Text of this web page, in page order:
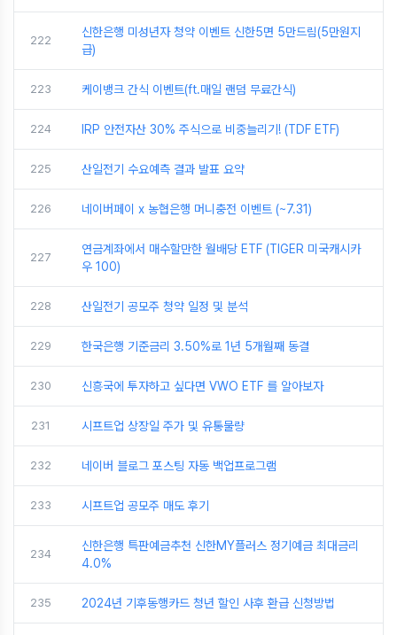
222
신한은행 미성년자 청약 이벤트 신한5면 5만드림(5만원지
급)
223 케이뱅크 간식 이벤트(ft.매일 랜덤 무료간식)
224 IRP 안전자산 30% 주식으로 비중늘리기! (TDF ETF)
225 산일전기 수요예측 결과 발표 요약
226 네이버페이 x 농협은행 머니충전 이벤트 (~7.31)
227
연금계좌에서 매수할만한 월배당 ETF (TIGER 미국캐시카
우 100)
228 산일전기 공모주 청약 일정 및 분석
229 한국은행 기준금리 3.50%로 1년 5개월째 동결
230 신흥국에 투자하고 싶다면 VWO ETF 를 알아보자
231 시프트업 상장일 주가 및 유통물량
232 네이버 블로그 포스팅 자동 백업프로그램
233 시프트업 공모주 매도 후기
234
신한은행 특판예금추천 신한MY플러스 정기예금 최대금리
4.0%
235 2024년 기후동행카드 청년 할인 사후 환급 신청방법